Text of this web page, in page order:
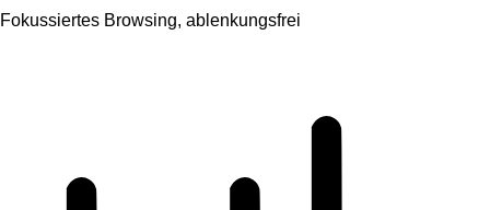
Fokussiertes Browsing, ablenkungsfrei